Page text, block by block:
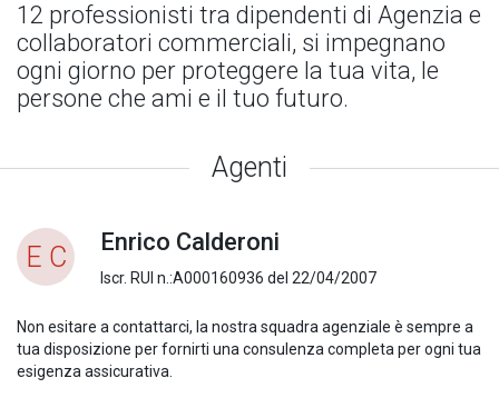
12 professionisti tra dipendenti di Agenzia e
collaboratori commerciali, si impegnano
ogni giorno per proteggere la tua vita, le
persone che ami e il tuo futuro.
Agenti
E C Enrico Calderoni
Iscr. RUI n.:A000160936 del 22/04/2007
Non esitare a contattarci, la nostra squadra agenziale è sempre a
tua disposizione per fornirti una consulenza completa per ogni tua
esigenza assicurativa.